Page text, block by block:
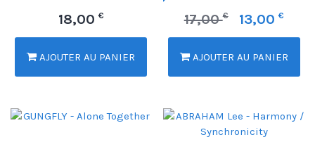
18,00 €
AJOUTER AU PANIER
17,00€ 13,00 €
AJOUTER AU PANIER